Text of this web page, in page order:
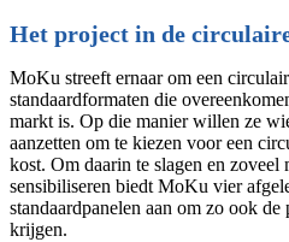
Het project in de
MoKu streeft ernaar om een
standaardformaten die
markt is. Op die manier willen ze
aanzetten om te kiezen voor een
kost. Om daarin te slagen en zoveel
sensibiliseren biedt MoKu vier
standaardpanelen aan om zo ook
krijgen.